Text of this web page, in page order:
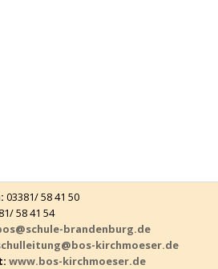
03381/ 58 41 50
58 41 54
brandenburg.de
kirchmoeser.de
www.bos-kirchmoeser.de